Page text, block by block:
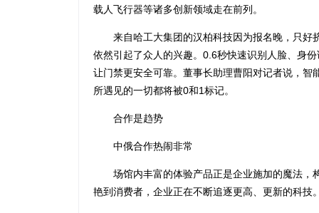
载人飞行器等诸多创新领域走在前列。
来自哈工大集团的汉柏科技因为报名晚，只好
依然引起了众人的兴趣。0.6秒快速识别人脸、身
让门禁更安全可靠。董事长助理曹阳对记者说，
所遇见的一切都将被0和1标记。
合作是趋势
中俄合作热闹非常
场馆内丰富的体验产品正是企业施加的魔法，
艳到消费者，企业正在不断追逐更高、更新的科技